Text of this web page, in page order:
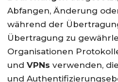
Abfangen, Änderung
während der
Übertragung zu
Organisationen
und VPNs verwenden,
und